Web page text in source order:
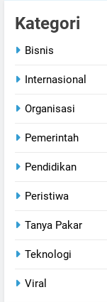
Kategori
Bisnis
Internasional
Organisasi
Pemerintah
Pendidikan
Peristiwa
Tanya Pakar
Teknologi
Viral